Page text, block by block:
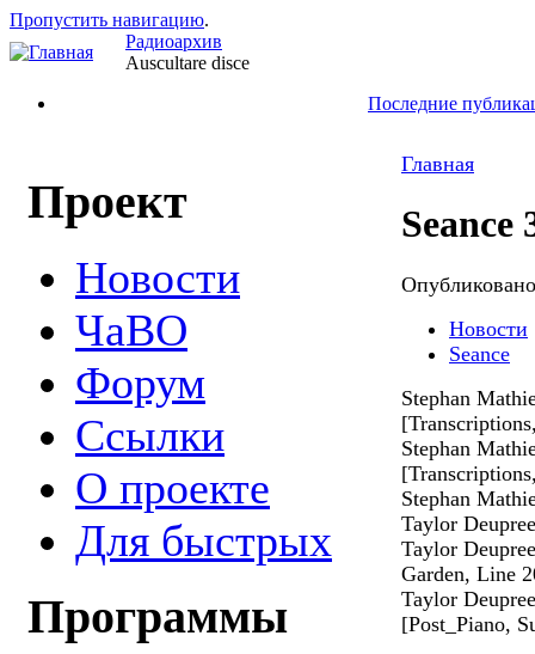
Пропустить навигацию.
Радиоархив
Auscultare disce
Последние
Проект
Новости
ЧаВО
Форум
Ссылки
О проекте
Для быстрых
Программы
Главная
Seance
Новости
Seance
Stephan
Stephan
Stephan
Taylor
Taylor
Garden, Line
Taylor
[Post_Piano,